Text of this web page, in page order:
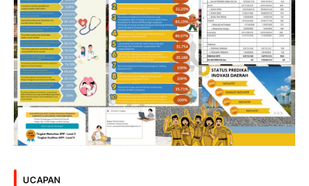
UCAPAN